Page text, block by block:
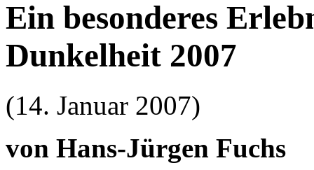
Ein besonderes
Dunkelheit 2007
(14. Januar 2007)
von Hans-Jürgen Fuchs